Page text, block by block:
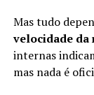
Mas tudo
velocidade da
internas
mas nada é